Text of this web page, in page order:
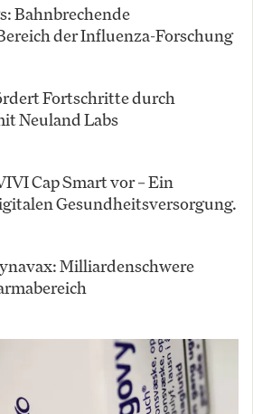
Bahnbrechende
der Influenza-Forschung
Fortschritte durch
Neuland Labs
Cap Smart vor – Ein
Gesundheitsversorgung.
Milliardenschwere